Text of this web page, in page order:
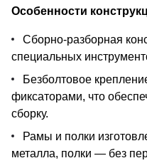
Особенности
Сборно-разборная
специальных
Безболтовое
фиксаторами, что
сборку.
Рамы и полки
металла, полки — без